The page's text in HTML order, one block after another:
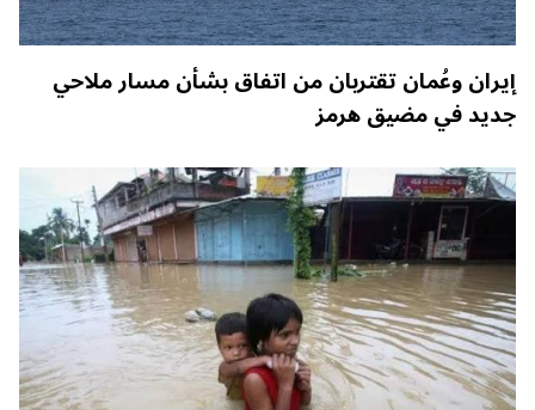
إيران وعُمان تقتربان من اتفاق بشأن مسار ملاحي
جديد في مضيق هرمز